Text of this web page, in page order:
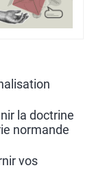
la doctrine
normande
vos